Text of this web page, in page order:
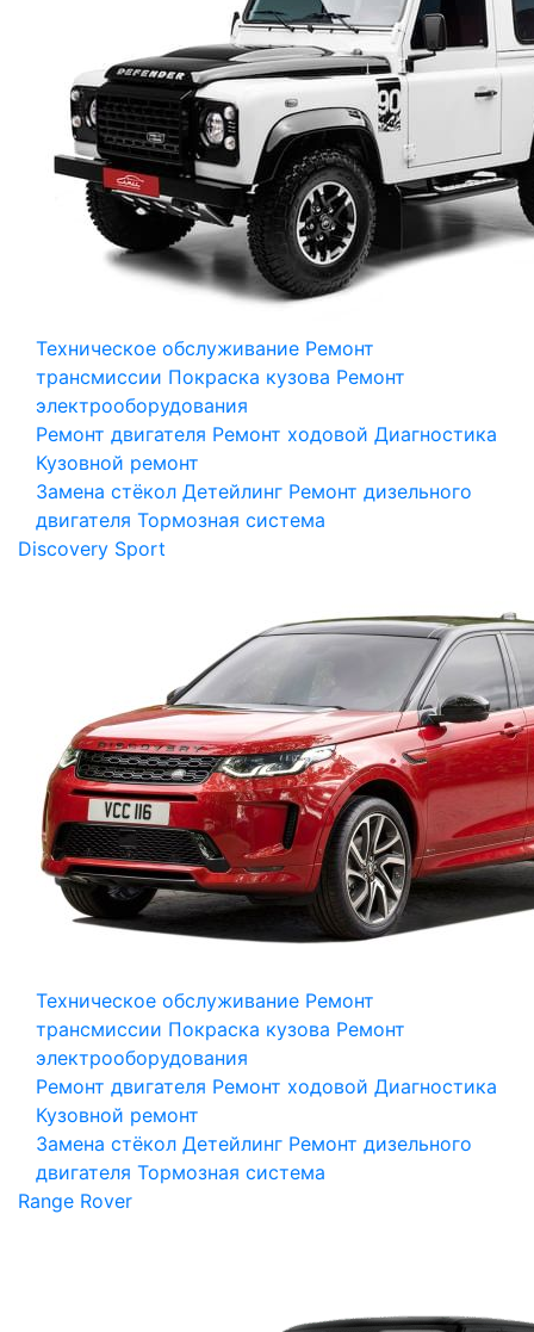
Техническое обслуживание Ремонт
трансмиссии Покраска кузова Ремонт
электрооборудования
Ремонт двигателя Ремонт ходовой Диагностика
Кузовной ремонт
Замена стёкол Детейлинг Ремонт дизельного
двигателя Тормозная система
Discovery Sport
Техническое обслуживание Ремонт
трансмиссии Покраска кузова Ремонт
электрооборудования
Ремонт двигателя Ремонт ходовой Диагностика
Кузовной ремонт
Замена стёкол Детейлинг Ремонт дизельного
двигателя Тормозная система
Range Rover